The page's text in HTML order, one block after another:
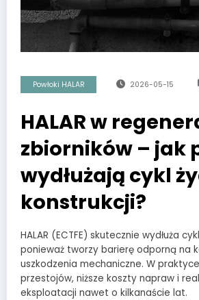
Powłoki HALAR 2026-05-15
HALAR w
zbiorników – jak
wydłużają cykl
konstrukcji?
HALAR (ECTFE) skutecznie wydłuża
ponieważ tworzy barierę odporną na
uszkodzenia mechaniczne. W
przestojów, niższe koszty napraw i
eksploatacji nawet o kilkanaście lat.